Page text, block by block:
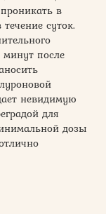
в
суток.
после
невидимую
для
дозы